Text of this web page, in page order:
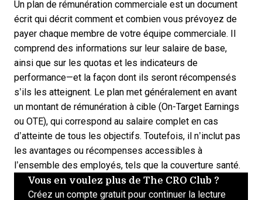
Un plan de rémunération commerciale est un document
écrit qui décrit comment et combien vous prévoyez de
payer chaque membre de votre équipe commerciale. Il
comprend des informations sur leur salaire de base,
ainsi que sur les quotas et les indicateurs de
performance—et la façon dont ils seront récompensés
s’ils les atteignent. Le plan met généralement en avant
un montant de rémunération à cible (On-Target Earnings
ou OTE), qui correspond au salaire complet en cas
d’atteinte de tous les objectifs. Toutefois, il n’inclut pas
les avantages ou récompenses accessibles à
l’ensemble des employés, tels que la couverture santé.
Vous en voulez plus de The CRO Club ?
Créez un compte gratuit pour continuer la lecture